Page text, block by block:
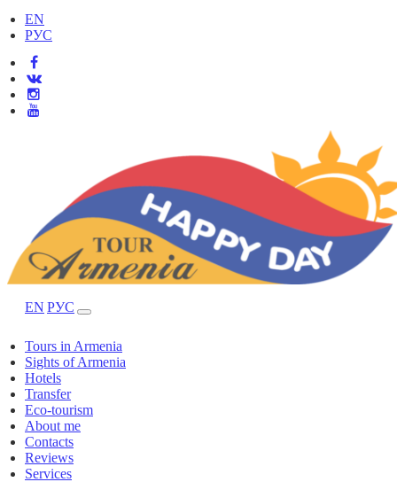
EN
РУС
EN РУС
Tours in Armenia
Sights of Armenia
Hotels
Transfer
Eco-tourism
About me
Contacts
Reviews
Services